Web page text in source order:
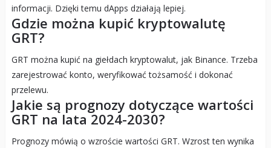
informacji. Dzięki temu dApps działają lepiej.
Gdzie można kupić kryptowalutę
GRT?
GRT można kupić na giełdach kryptowalut, jak Binance. Trzeba
zarejestrować konto, weryfikować tożsamość i dokonać
przelewu.
Jakie są prognozy dotyczące wartości
GRT na lata 2024-2030?
Prognozy mówią o wzroście wartości GRT. Wzrost ten wynika